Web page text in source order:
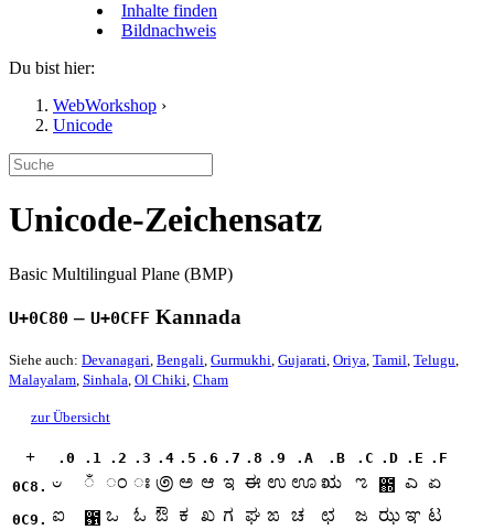
Inhalte finden
Bildnachweis
Du bist hier:
WebWorkshop ›
Unicode
Unicode-Zeichensatz
Basic Multilingual Plane (BMP)
U+0C80 – U+0CFF Kannada
Siehe auch: Devanagari, Bengali, Gurmukhi, Gujarati, Oriya, Tamil, Telugu,
Malayalam, Sinhala, Ol Chiki, Cham
zur Übersicht
+ .0 .1 .2 .3 .4 .5 .6 .7 .8 .9 .A .B .C .D .E .F
0C8. ಀ ಁ ಂ ಃ ಄ ಅ ಆ ಇ ಈ ಉ ಊ ಋ ಌ ಍ ಎ ಏ
0C9. ಐ ಑ ಒ ಓ ಔ ಕ ಖ ಗ ಘ ಙ ಚ ಛ ಜ ಝ ಞ ಟ